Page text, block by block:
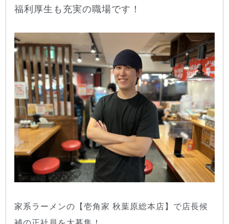
福利厚生も充実の職場です！
家系ラーメンの【壱角家 秋葉原総本店】で店長候